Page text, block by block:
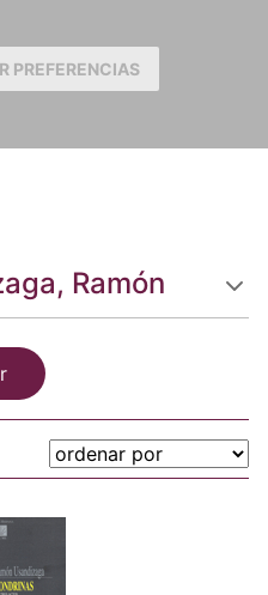
PREFERENCIAS
Ramón